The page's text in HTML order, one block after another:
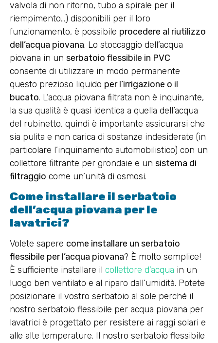
valvola di non ritorno, tubo a spirale per il
riempimento…) disponibili per il loro
funzionamento, è possibile procedere al riutilizzo
dell’acqua piovana. Lo stoccaggio dell’acqua
piovana in un serbatoio flessibile in PVC
consente di utilizzare in modo permanente
questo prezioso liquido per l’irrigazione o il
bucato. L’acqua piovana filtrata non è inquinante,
la sua qualità è quasi identica a quella dell’acqua
del rubinetto, quindi è importante assicurarsi che
sia pulita e non carica di sostanze indesiderate (in
particolare l’inquinamento automobilistico) con un
collettore filtrante per grondaie e un sistema di
filtraggio come un’unità di osmosi.
Come installare il serbatoio
dell’acqua piovana per le
lavatrici?
Volete sapere come installare un serbatoio
flessibile per l’acqua piovana? È molto semplice!
È sufficiente installare il collettore d’acqua in un
luogo ben ventilato e al riparo dall’umidità. Potete
posizionare il vostro serbatoio al sole perché il
nostro serbatoio flessibile per acqua piovana per
lavatrici è progettato per resistere ai raggi solari e
alle alte temperature. Il nostro serbatoio flessibile